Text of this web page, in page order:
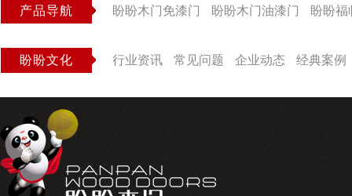
产品导航 盼盼木门免漆门 盼盼木门油漆门 盼盼福
盼盼文化 行业资讯 常见问题 企业动态 经典案例